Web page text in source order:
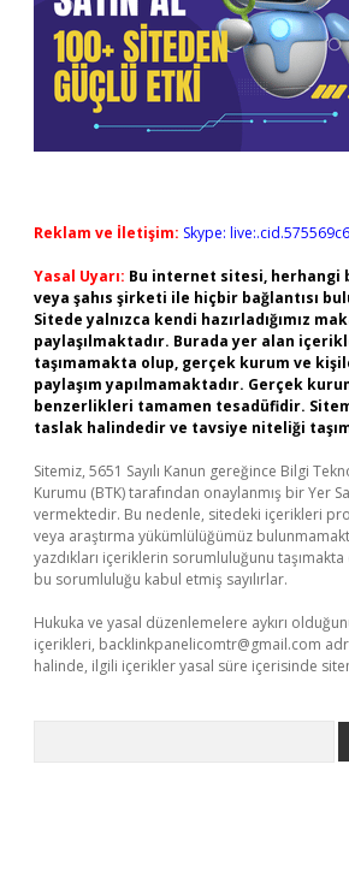
Reklam ve İletişim: Skype:
Yasal Uyarı: Bu internet sitesi, herhangi
veya şahıs şirketi ile hiçbir bağlantısı
Sitede yalnızca kendi hazırladığımız
paylaşılmaktadır. Burada yer alan
taşımamakta olup, gerçek kurum ve
paylaşım yapılmamaktadır. Gerçek
benzerlikleri tamamen tesadüfidir.
taslak halindedir ve tavsiye niteliği
Sitemiz, 5651 Sayılı Kanun gereğince Bilgi
Kurumu (BTK) tarafından onaylanmış bir Yer
vermektedir. Bu nedenle, sitedeki içerikleri
veya araştırma yükümlülüğümüz
yazdıkları içeriklerin sorumluluğunu
bu sorumluluğu kabul etmiş sayılırlar.
Hukuka ve yasal düzenlemelere aykırı
içerikleri, backlinkpanelicomtr@gmail.com
halinde, ilgili içerikler yasal süre içerisinde